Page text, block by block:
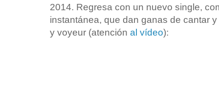
2014. Regresa con un nuevo single,
instantánea, que dan ganas de cantar
y voyeur (atención al vídeo):